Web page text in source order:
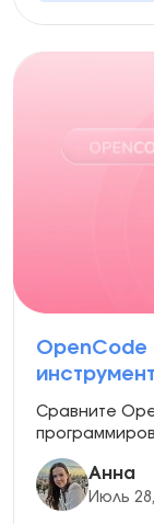
OpenCode
рабочего
Сравните
Анна
Июль